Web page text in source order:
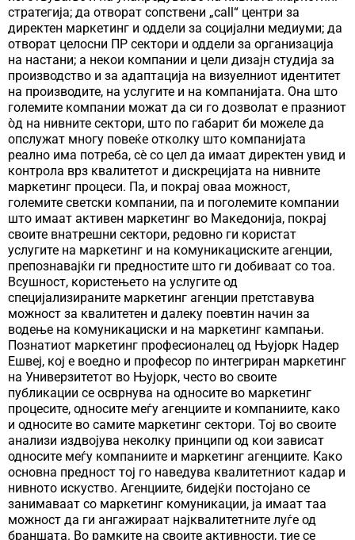
стратегија; да отворат сопствени „call“ центри за
директен маркетинг и оддели за социјални медиуми; да
отворат целосни ПР сектори и оддели за организација
на настани; а некои компании и цели дизајн студија за
производство и за адаптација на визуелниот идентитет
на производите, на услугите и на компанијата. Она што
големите компании можат да си го дозволат е празниот
òд на нивните сектори, што по габарит би можеле да
опслужат многу повеќе отколку што компанијата
реално има потреба, сѐ со цел да имаат директен увид и
контрола врз квалитетот и дискрецијата на нивните
маркетинг процеси. Па, и покрај оваа можност,
големите светски компании, па и поголемите компании
што имаат активен маркетинг во Македонија, покрај
своите внатрешни сектори, редовно ги користат
услугите на маркетинг и на комуникациските агенции,
препознавајќи ги предностите што ги добиваат со тоа.
Всушност, користењето на услугите од
специјализираните маркетинг агенции претставува
можност за квалитетен и далеку поевтин начин за
водење на комуникациски и на маркетинг кампањи.
Познатиот маркетинг професионалец од Њујорк Надер
Ешвеј, кој е воедно и професор по интегриран маркетинг
на Универзитетот во Њујорк, често во своите
публикации се осврнува на односите во маркетинг
процесите, односите меѓу агенциите и компаниите, како
и односите во самите маркетинг сектори. Тој во своите
анализи издвојува неколку принципи од кои зависат
односите меѓу компаниите и маркетинг агенциите. Како
основна предност тој го наведува квалитетниот кадар и
нивното искуство. Агенциите, бидејќи постојано се
занимаваат со маркетинг комуникации, ја имаат таа
можност да ги ангажираат најквалитетните луѓе од
браншата. Во рамките на своите активности, тие се